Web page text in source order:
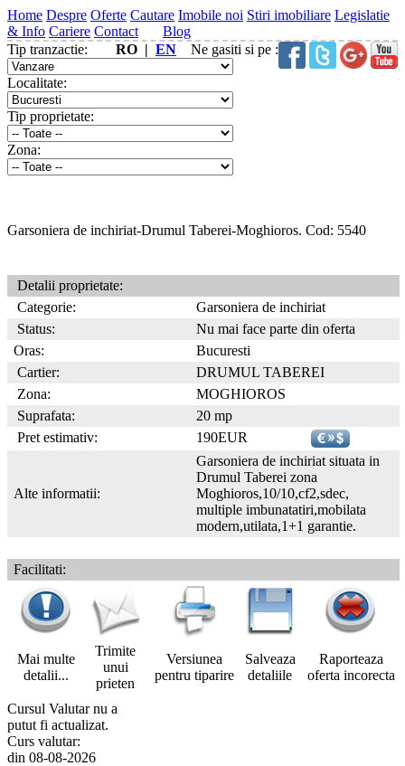
Home Despre Oferte Cautare Imobile noi Stiri imobiliare Legislatie
& Info Cariere Contact
Blog
RO | EN Ne gasiti si pe :
Tip tranzactie:
Localitate:
Tip proprietate:
Zona:
Garsoniera de inchiriat-Drumul Taberei-Moghioros. Cod: 5540
Detalii proprietate:
Categorie:
Garsoniera de inchiriat
Status:
Nu mai face parte din oferta
Oras:
Bucuresti
Cartier:
DRUMUL TABEREI
Zona:
MOGHIOROS
Suprafata:
20 mp
Pret estimativ:
190EUR
Alte informatii:
Garsoniera de inchiriat situata in
Drumul Taberei zona
Moghioros,10/10,cf2,sdec,
multiple imbunatatiri,mobilata
modern,utilata,1+1 garantie.
Facilitati:
Mai multe
detalii...
Trimite
unui
prieten
Versiunea
pentru tiparire
Salveaza
detaliile
Raporteaza
oferta incorecta
Cursul Valutar nu a
putut fi actualizat.
Curs valutar:
din 08-08-2026